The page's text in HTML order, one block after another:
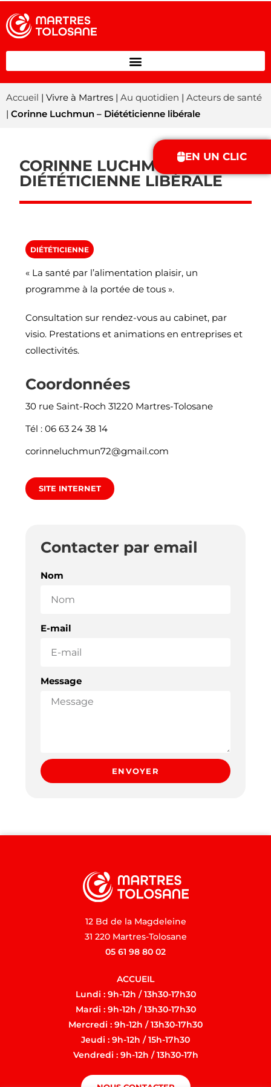
EN UN CLIC
Accueil | Vivre à Martres | Au quotidien | Acteurs de santé
| Corinne Luchmun – Diététicienne libérale
CORINNE LUCHMUN –
DIÉTÉTICIENNE LIBÉRALE
DIÉTÉTICIENNE
« La santé par l’alimentation plaisir, un
programme à la portée de tous ».
Consultation sur rendez-vous au cabinet, par
visio. Prestations et animations en entreprises et
collectivités.
Coordonnées
30 rue Saint-Roch 31220 Martres-Tolosane
Tél : 06 63 24 38 14
corinneluchmun72@gmail.com
SITE INTERNET
Contacter par email
Nom
E-mail
Message
ENVOYER
12 Bd de la Magdeleine
31 220 Martres-Tolosane
05 61 98 80 02
ACCUEIL
Lundi : 9h-12h / 13h30-17h30
Mardi : 9h-12h / 13h30-17h30
Mercredi : 9h-12h / 13h30-17h30
Jeudi : 9h-12h / 15h-17h30
Vendredi : 9h-12h / 13h30-17h